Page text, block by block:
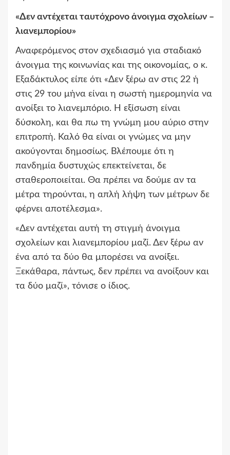
«Δεν αντέχεται ταυτόχρονο άνοιγμα σχολείων –
λιανεμπορίου»
Αναφερόμενος στον σχεδιασμό για σταδιακό
άνοιγμα της κοινωνίας και της οικονομίας, ο κ.
Εξαδάκτυλος είπε ότι «Δεν ξέρω αν στις 22 ή
στις 29 του μήνα είναι η σωστή ημερομηνία να
ανοίξει το λιανεμπόριο. Η εξίσωση είναι
δύσκολη, και θα πω τη γνώμη μου αύριο στην
επιτροπή. Καλό θα είναι οι γνώμες να μην
ακούγονται δημοσίως. Βλέπουμε ότι η
πανδημία δυστυχώς επεκτείνεται, δε
σταθεροποιείται. Θα πρέπει να δούμε αν τα
μέτρα τηρούνται, η απλή λήψη των μέτρων δε
φέρνει αποτέλεσμα».
«Δεν αντέχεται αυτή τη στιγμή άνοιγμα
σχολείων και λιανεμπορίου μαζί. Δεν ξέρω αν
ένα από τα δύο θα μπορέσει να ανοίξει.
Ξεκάθαρα, πάντως, δεν πρέπει να ανοίξουν και
τα δύο μαζί», τόνισε ο ίδιος.